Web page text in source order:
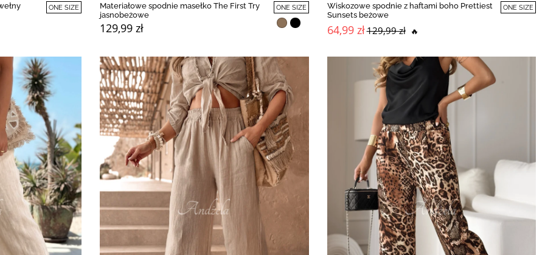
ONE SIZE
Materiałowe spodnie masełko The First Try
jasnobeżowe
129,99 zł
ONE SIZE
Wiskozowe spodnie z haftami boho Prettiest
Sunsets beżowe
64,99 zł129,99 zł 🔥
ONE SIZE